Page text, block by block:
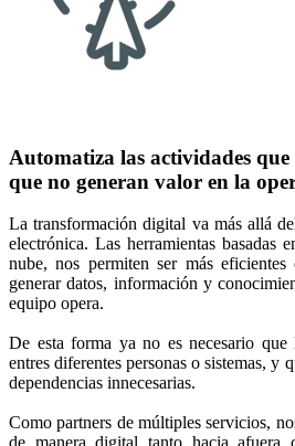
Automatiza las actividades que
que no generan valor en la
La transformación digital va más allá
electrónica. Las herramientas basadas
nube, nos permiten ser más
generar datos, información y
equipo opera.
De esta forma ya no es necesario que
entres diferentes personas o sistemas, y
dependencias innecesarias.
Como partners de múltiples servicios,